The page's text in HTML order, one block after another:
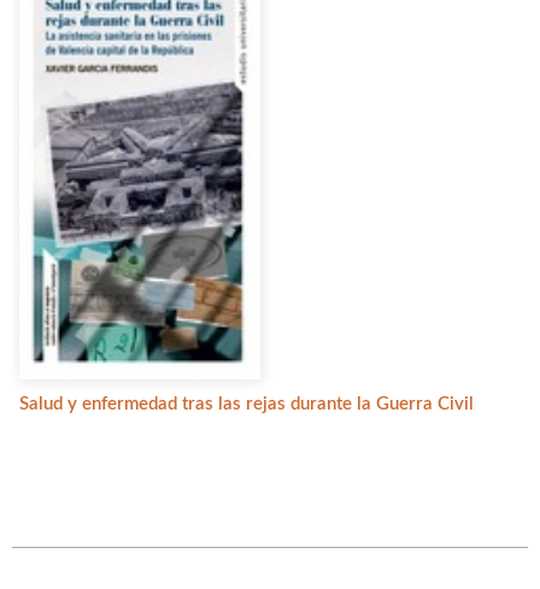
Salud y enfermedad tras las rejas durante la Guerra Civil